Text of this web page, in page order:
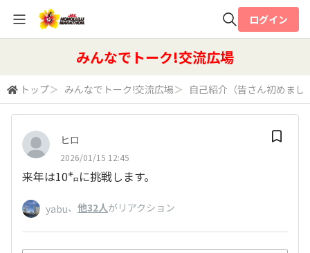
検索
ログイン
みんなでトーク!交流広場
トップ＞ みんなでトーク!交流広場＞ 自己紹介（皆さん初めまし
ヒロ
2026/01/15 12:45
来年は10㌔に挑戦します。
yabu、 他32人がリアクション